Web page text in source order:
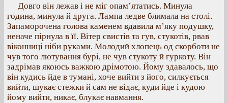
Довго він лежав і не міг опам’ятатись. Минула
година, минула й друга. Лампа ледве блимала на столі.
Запаморочена голова каменем вдавила м’яку подушку,
неначе пірнула в її. Вітер свистів та гув, стукотів, рвав
віконниці ніби руками. Молодий хлопець од скорботи не
чув того лютування бурі, не чув стукоту й гуркоту. Він
задрімав якоюсь важкою дрімотою. Йому здавалось, що
він кудись йде в тумані, хоче вийти з його, силкується
вийти, шукає стежки й сам не відає, куди йде і кудою
йому вийти, никає, блукає навмання.